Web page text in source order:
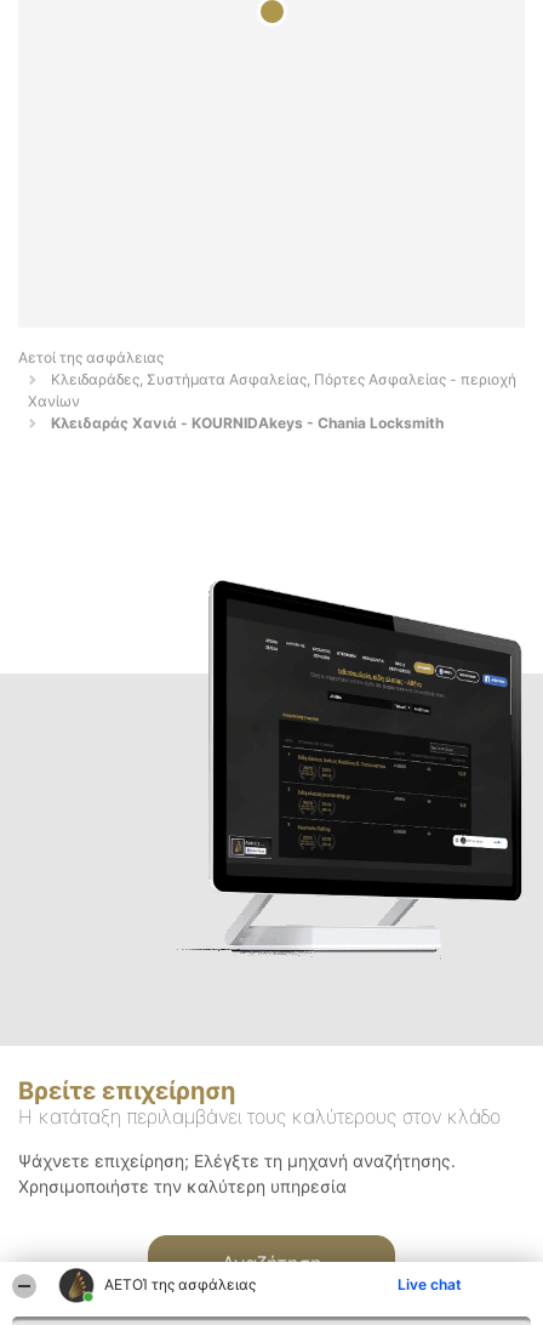
ΑΕΤΟΊ της ασφάλειας Live chat
Αετοί της ασφάλειας
Κλειδαράδες, Συστήματα Ασφαλείας, Πόρτες Ασφαλείας - περιοχή
Χανίων
Κλειδαράς Χανιά - KOURNIDAkeys - Chania Locksmith
Βρείτε επιχείρηση
Η κατάταξη περιλαμβάνει τους καλύτερους στον κλάδο
Ψάχνετε επιχείρηση; Ελέγξτε τη μηχανή αναζήτησης.
Χρησιμοποιήστε την καλύτερη υπηρεσία
Αναζήτηση